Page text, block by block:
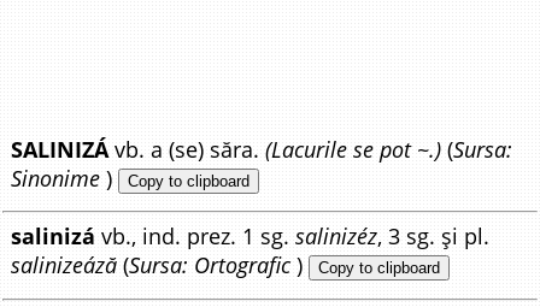
SALINIZÁvb. a (se) săra.(Lacurile se pot ~.) (Sursa:
Sinonime ) Copy to clipboard
salinizá vb., ind. prez. 1 sg.salinizéz, 3 sg. și pl.
salinizeáză (Sursa: Ortografic ) Copy to clipboard